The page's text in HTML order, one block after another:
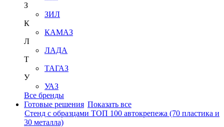
З
ЗИЛ
К
КАМАЗ
Л
ЛАДА
Т
ТАГАЗ
У
УАЗ
Все бренды
Готовые решения Показать все
Стенд с образцами ТОП 100 автокрепежа (70 пластика и
30 металла)